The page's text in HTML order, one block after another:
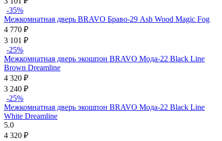
-35%
Межкомнатная дверь BRAVO Браво-29 Ash Wood Magic Fog
4 770 ₽
3 101 ₽
-25%
Межкомнатная дверь экошпон BRAVO Мода-22 Black Line
Brown Dreamline
4 320 ₽
3 240 ₽
-25%
Межкомнатная дверь экошпон BRAVO Мода-22 Black Line
White Dreamline
5.0
4 320 ₽